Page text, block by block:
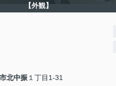
【外観】
北中振 １丁目1-31